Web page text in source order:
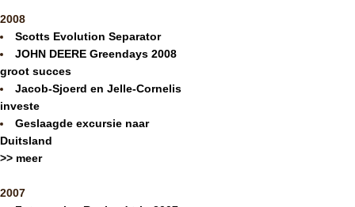
2008
Scotts Evolution Separator
JOHN DEERE Greendays 2008
groot succes
Jacob-Sjoerd en Jelle-Cornelis
investe
Geslaagde excursie naar
Duitsland
>> meer
2007